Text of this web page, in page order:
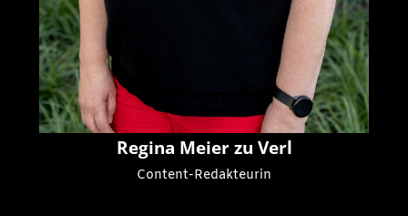
Regina Meier zu Verl
Content-Redakteurin